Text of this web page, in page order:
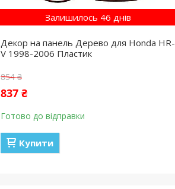
Залишилось 46 днів
Декор на панель Дерево для Honda HR-
V 1998-2006 Пластик
854 ₴
837 ₴
Готово до відправки
Купити